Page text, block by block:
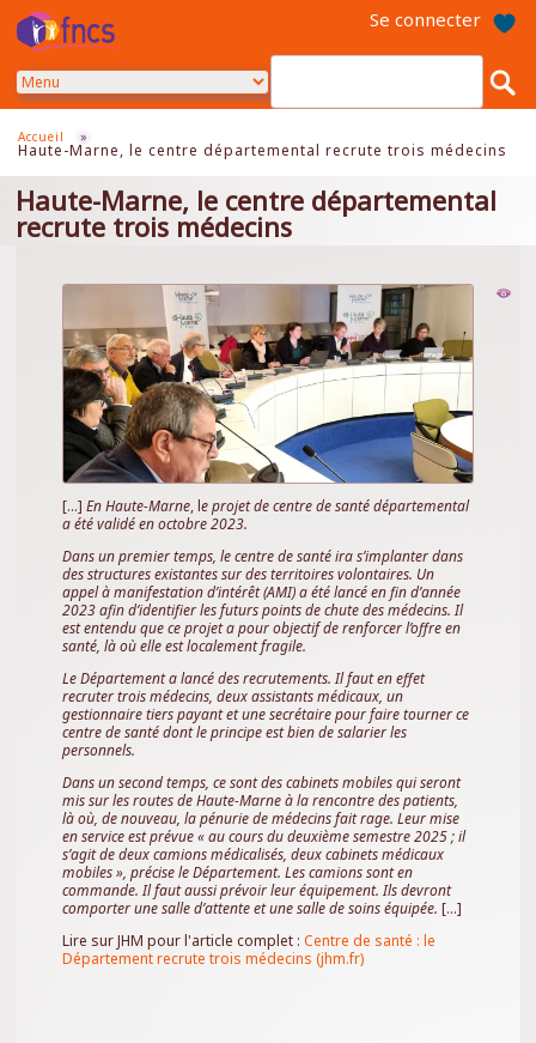
contenu
Se connecter
Accueil »
Haute-Marne, le centre départemental recrute trois médecins
Haute-Marne, le centre départemental
recrute trois médecins
[...]En Haute-Marne, le projet de centre de santé départemental
a été validé en octobre 2023.
Dans un premier temps, le centre de santé ira s’implanter dans
des structures existantes sur des territoires volontaires. Un
appel à manifestation d’intérêt (AMI) a été lancé en fin d’année
2023 afin d’identifier les futurs points de chute des médecins. Il
est entendu que ce projet a pour objectif de renforcer l’offre en
santé, là où elle est localement fragile.
Le Département a lancé des recrutements. Il faut en effet
recruter trois médecins, deux assistants médicaux, un
gestionnaire tiers payant et une secrétaire pour faire tourner ce
centre de santé dont le principe est bien de salarier les
personnels.
Dans un second temps, ce sont des cabinets mobiles qui seront
mis sur les routes de Haute-Marne à la rencontre des patients,
là où, de nouveau, la pénurie de médecins fait rage. Leur mise
en service est prévue « au cours du deuxième semestre 2025 ; il
s’agit de deux camions médicalisés, deux cabinets médicaux
mobiles », précise le Département. Les camions sont en
commande. Il faut aussi prévoir leur équipement. Ils devront
comporter une salle d’attente et une salle de soins équipée.[...]
Lire sur JHM pour l'article complet :Centre de santé : le
Département recrute trois médecins (jhm.fr)